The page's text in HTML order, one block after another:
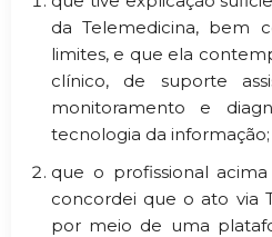
da Telemedicina, bem
limites, e que ela
clínico, de suporte
monitoramento e
tecnologia da informação;
que o profissional
concordei que o ato via
por meio de uma